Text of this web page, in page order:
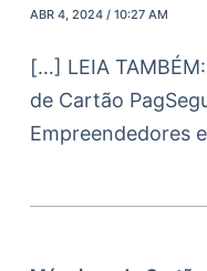
ABR 4, 2024 / 10:27 AM
[…] LEIA
de Cartão
Empreendedores